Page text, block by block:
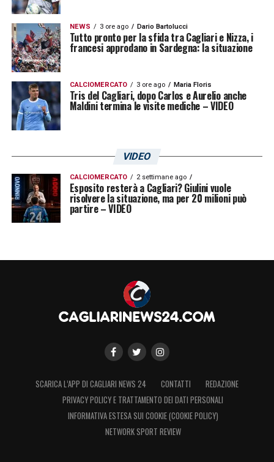
NEWS 3 ore ago Dario Bartolucci
Tutto pronto per la sfida tra Cagliari e Nizza, i
francesi approdano in Sardegna: la situazione
CALCIOMERCATO 3 ore ago Maria Floris
Tris del Cagliari, dopo Carlos e Aurelio anche
Maldini termina le visite mediche – VIDEO
VIDEO
CALCIOMERCATO 2 settimane ago
Esposito resterà a Cagliari? Giulini vuole
risolvere la situazione, ma per 20 milioni può
partire – VIDEO
SCARICA L’APP DI CAGLIARI NEWS 24 CONTATTI
REDAZIONE
PRIVACY POLICY E TRATTAMENTO DEI DATI PERSONALI
INFORMATIVA ESTESA SUI COOKIE (COOKIE POLICY)
NETWORK SPORT REVIEW